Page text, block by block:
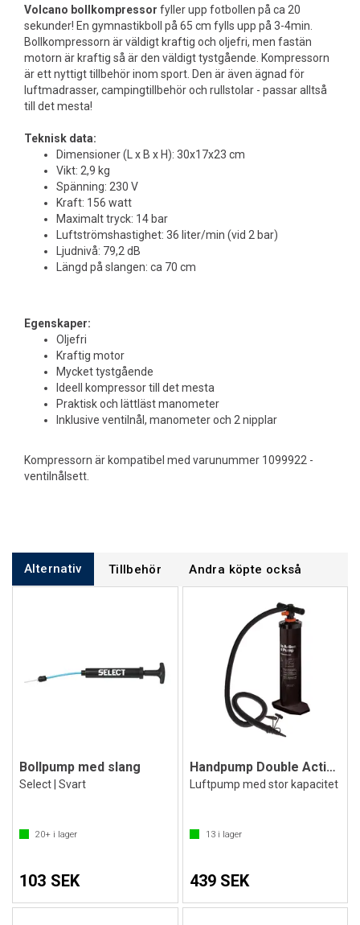
Volcano bollkompressor fyller upp fotbollen på ca 20
sekunder! En gymnastikboll på 65 cm fylls upp på 3-4min.
Bollkompressorn är väldigt kraftig och oljefri, men fastän
motorn är kraftig så är den väldigt tystgående. Kompressorn
är ett nyttigt tillbehör inom sport. Den är även ägnad för
luftmadrasser, campingtillbehör och rullstolar - passar alltså
till det mesta!
Teknisk data:
Dimensioner (L x B x H): 30x17x23 cm
Vikt: 2,9 kg
Spänning: 230 V
Kraft: 156 watt
Maximalt tryck: 14 bar
Luftströmshastighet: 36 liter/min (vid 2 bar)
Ljudnivå: 79,2 dB
Längd på slangen: ca 70 cm
Egenskaper:
Oljefri
Kraftig motor
Mycket tystgående
Ideell kompressor till det mesta
Praktisk och lättläst manometer
Inklusive ventilnål, manometer och 2 nipplar
Kompressorn är kompatibel med varunummer 1099922 -
ventilnålsett.
Alternativ Tillbehör Andra köpte också
Bollpump med slang
Select | Svart
20+ i lager
103 SEK
Handpump Double Action
Luftpump med stor kapacitet
13i lager
439 SEK